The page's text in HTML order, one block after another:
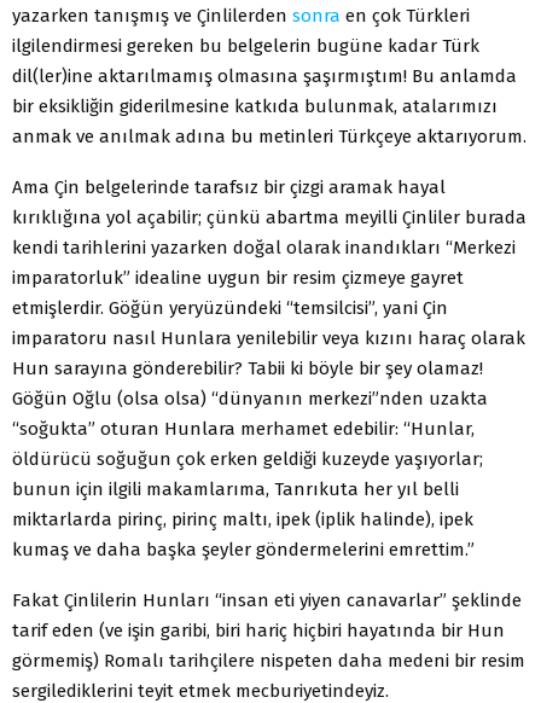
yazarken tanışmış ve Çinlilerden sonra en çok Türkleri
ilgilendirmesi gereken bu belgelerin bugüne kadar Türk
dil(ler)ine aktarılmamış olmasına şaşırmıştım! Bu anlamda
bir eksikliğin giderilmesine katkıda bulunmak, atalarımızı
anmak ve anılmak adına bu metinleri Türkçeye aktarıyorum.
Ama Çin belgelerinde tarafsız bir çizgi aramak hayal
kırıklığına yol açabilir; çünkü abartma meyilli Çinliler burada
kendi tarihlerini yazarken doğal olarak inandıkları “Merkezi
imparatorluk” idealine uygun bir resim çizmeye gayret
etmişlerdir. Göğün yeryüzündeki “temsilcisi”, yani Çin
imparatoru nasıl Hunlara yenilebilir veya kızını haraç olarak
Hun sarayına gönderebilir? Tabii ki böyle bir şey olamaz!
Göğün Oğlu (olsa olsa) “dünyanın merkezi”nden uzakta
“soğukta” oturan Hunlara merhamet edebilir: “Hunlar,
öldürücü soğuğun çok erken geldiği kuzeyde yaşıyorlar;
bunun için ilgili makamlarıma, Tanrıkuta her yıl belli
miktarlarda pirinç, pirinç maltı, ipek (iplik halinde), ipek
kumaş ve daha başka şeyler göndermelerini emrettim.”
Fakat Çinlilerin Hunları “insan eti yiyen canavarlar” şeklinde
tarif eden (ve işin garibi, biri hariç hiçbiri hayatında bir Hun
görmemiş) Romalı tarihçilere nispeten daha medeni bir resim
sergilediklerini teyit etmek mecburiyetindeyiz.